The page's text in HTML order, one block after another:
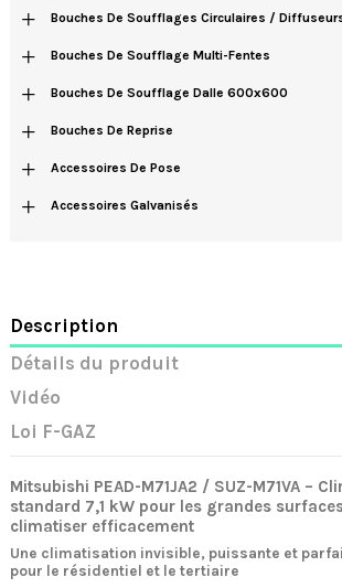
+ Bouches De Soufflages Circulaires /
+ Bouches De Soufflage Multi-Fentes
+ Bouches De Soufflage Dalle 600x600
+ Bouches De Reprise
+ Accessoires De Pose
+ Accessoires Galvanisés
Description
Détails du produit
Vidéo
Loi F-GAZ
Mitsubishi PEAD-M71JA2 / SUZ-M71VA –
standard 7,1 kW pour les grandes
climatiser efficacement
Une climatisation invisible, puissante et
pour le résidentiel et le tertiaire